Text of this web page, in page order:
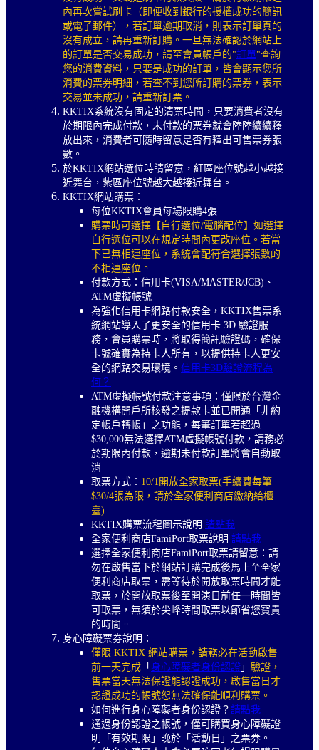
內再次嘗試刷卡（即便收到銀行的授權成功的簡訊
或電子郵件），若訂單逾期取消，則表示訂單真的
沒有成立，請再重新訂購。一旦無法確認於網站上
的訂單是否交易成功，請至會員帳戶的"訂單"查詢
您的消費資料，只要是成功的訂單，皆會顯示您所
消費的票券明細，若查不到您所訂購的票券，表示
交易並未成功，請重新訂票。
KKTIX系統沒有固定的清票時間，只要消費者沒有
於期限內完成付款，未付款的票券就會陸陸續續釋
放出來，消費者可隨時留意是否有釋出可售票券張
數。
於KKTIX網站選位時請留意，紅區座位號越小越接
近舞台，紫區座位號越大越接近舞台。
KKTIX網站購票：
每位KKTIX會員每場限購4張
購票時可選擇【自行選位/電腦配位】如選擇
自行選位可以在規定時間內更改座位。若當
下已無相連座位，系統會配符合選擇張數的
不相連座位。
付款方式：信用卡(VISA/MASTER/JCB)、
ATM虛擬帳號
為強化信用卡網路付款安全，KKTIX售票系
統網站導入了更安全的信用卡 3D 驗證服
務，會員購票時，將取得簡訊驗證碼，確保
卡號確實為持卡人所有，以提供持卡人更安
全的網路交易環境。 信用卡3D驗證流程為
何？
ATM虛擬帳號付款注意事項：僅限於台灣金
融機構開戶所核發之提款卡並已開通「非約
定帳戶轉帳」之功能，每筆訂單若超過
$30,000無法選擇ATM虛擬帳號付款，請務必
於期限內付款，逾期未付款訂單將會自動取
消
取票方式： 10/1開放全家取票(手續費每筆
$30/4張為限，請於全家便利商店繳納給櫃
臺)
KKTIX購票流程圖示說明 請點我
全家便利商店FamiPort取票說明 請點我
選擇全家便利商店FamiPort取票請留意：請
勿在啟售當下於網站訂購完成後馬上至全家
便利商店取票，需等待於開放取票時間才能
取票，於開放取票後至開演日前任一時間皆
可取票，無須於尖峰時間取票以節省您寶貴
的時間。
身心障礙票券說明：
僅限 KKTIX 網站購票，請務必在活動啟售
前一天完成 「 身心障礙者身份認證 」 驗證，
售票當天無法保證能認證成功，啟售當日才
認證成功的帳號恕無法確保能順利購票。
如何進行身心障礙者身份認證？ 請點我
通過身份認證之帳號，僅可購買身心障礙證
明「有效期限」晚於「活動日」之票券。